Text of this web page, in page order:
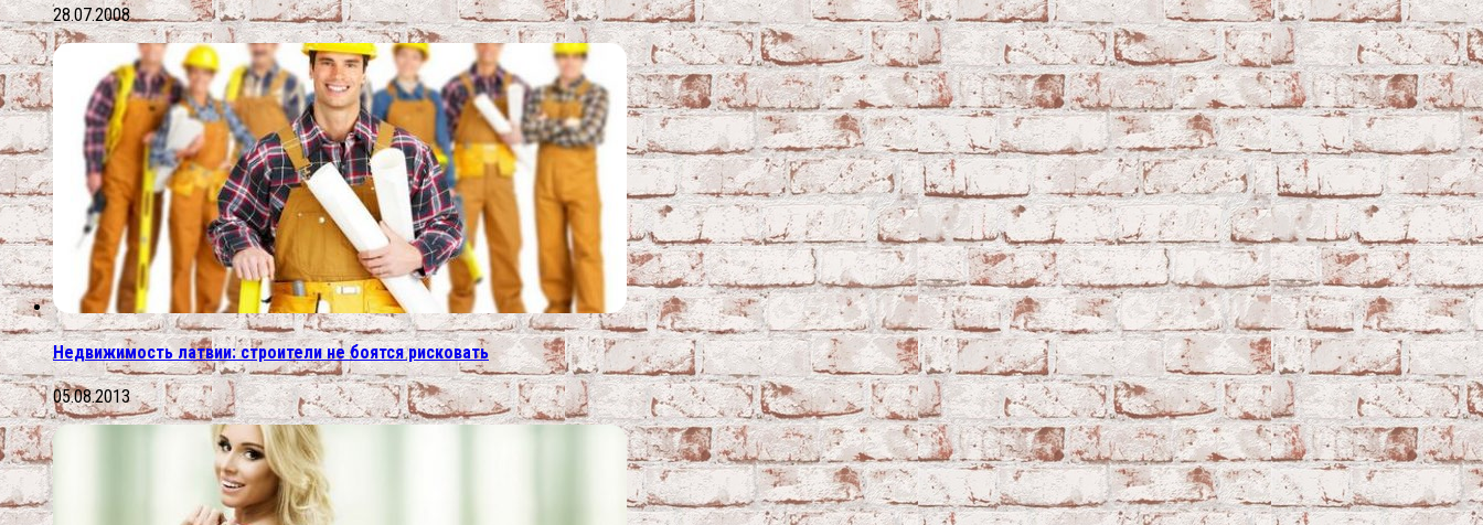
28.07.2008
Недвижимость латвии: строители не боятся рисковать
05.08.2013